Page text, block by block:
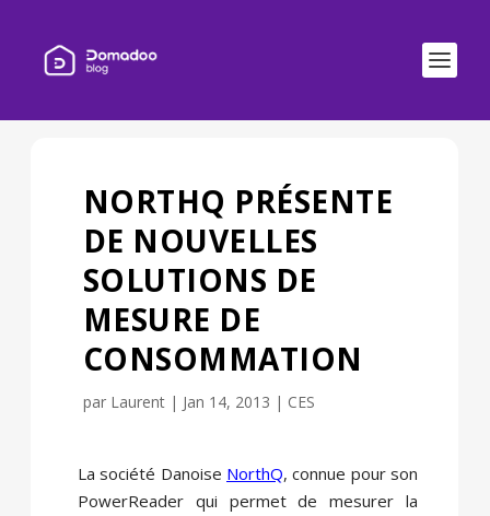
NORTHQ PRÉSENTE
DE NOUVELLES
SOLUTIONS DE
MESURE DE
CONSOMMATION
par Laurent| Jan 14, 2013 | CES
La société Danoise NorthQ, connue pour son
PowerReader qui permet de mesurer la